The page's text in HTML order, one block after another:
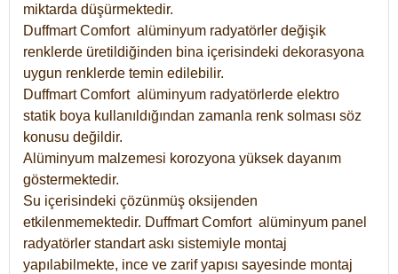
miktarda düşürmektedir.
Duffmart Comfort alüminyum radyatörler değişik
renklerde üretildiğinden bina içerisindeki dekorasyona
uygun renklerde temin edilebilir.
DuffmartComfort alüminyum radyatörlerde elektro
statik boya kullanıldığından zamanla renk solması söz
konusu değildir.
Alüminyum malzemesi korozyona yüksek dayanım
göstermektedir.
Su içerisindeki çözünmüş oksijenden
etkilenmemektedir. DuffmartComfort alüminyum panel
radyatörler standart askı sistemiyle montaj
yapılabilmekte, ince ve zarif yapısı sayesinde montaj